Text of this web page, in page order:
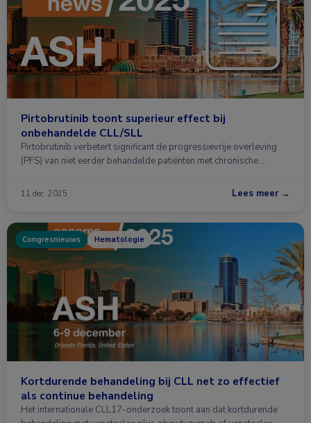
Pirtobrutinib toont superieur effect bij
onbehandelde CLL/SLL
Pirtobrutinib verbetert significant de progressievrije overleving
(PFS) van niet eerder behandelde patiënten met chronische …
11 dec. 2025 Lees meer →
Congresnieuws Hematologie
Kortdurende behandeling bij CLL net zo effectief
als continue behandeling
Het internationale CLL17-onderzoek toont aan dat kortdurende